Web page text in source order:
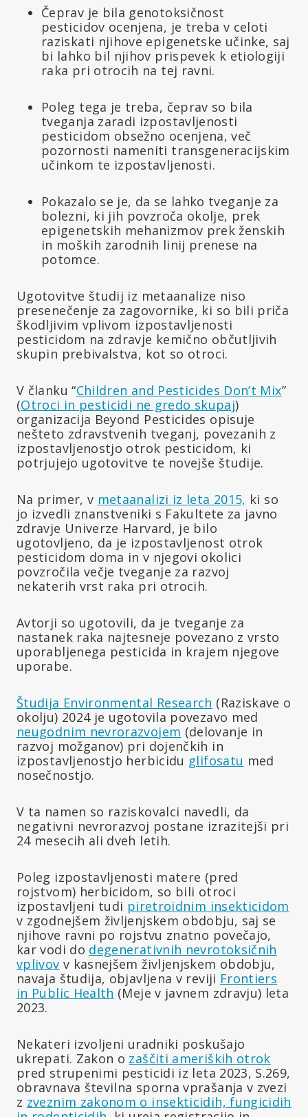
Čeprav je bila genotoksičnost
pesticidov ocenjena, je treba v celoti
raziskati njihove epigenetske učinke, saj
bi lahko bil njihov prispevek k etiologiji
raka pri otrocih na tej ravni.
Poleg tega je treba, čeprav so bila
tveganja zaradi izpostavljenosti
pesticidom obsežno ocenjena, več
pozornosti nameniti transgeneracijskim
učinkom te izpostavljenosti.
Pokazalo se je, da se lahko tveganje za
bolezni, ki jih povzroča okolje, prek
epigenetskih mehanizmov prek ženskih
in moških zarodnih linij prenese na
potomce.
Ugotovitve študij iz metaanalize niso
presenečenje za zagovornike, ki so bili priča
škodljivim vplivom izpostavljenosti
pesticidom na zdravje kemično občutljivih
skupin prebivalstva, kot so otroci.
V članku “Children and Pesticides Don’t Mix”
(Otroci in pesticidi ne gredo skupaj)
organizacija Beyond Pesticides opisuje
nešteto zdravstvenih tveganj, povezanih z
izpostavljenostjo otrok pesticidom, ki
potrjujejo ugotovitve te novejše študije.
Na primer, v metaanalizi iz leta 2015, ki so
jo izvedli znanstveniki s Fakultete za javno
zdravje Univerze Harvard, je bilo
ugotovljeno, da je izpostavljenost otrok
pesticidom doma in v njegovi okolici
povzročila večje tveganje za razvoj
nekaterih vrst raka pri otrocih.
Avtorji so ugotovili, da je tveganje za
nastanek raka najtesneje povezano z vrsto
uporabljenega pesticida in krajem njegove
uporabe.
Študija Environmental Research (Raziskave o
okolju) 2024 je ugotovila povezavo med
neugodnim nevrorazvojem (delovanje in
razvoj možganov) pri dojenčkih in
izpostavljenostjo herbicidu glifosatu med
nosečnostjo.
V ta namen so raziskovalci navedli, da
negativni nevrorazvoj postane izrazitejši pri
24 mesecih ali dveh letih.
Poleg izpostavljenosti matere (pred
rojstvom) herbicidom, so bili otroci
izpostavljeni tudi piretroidnim insekticidom
v zgodnejšem življenjskem obdobju, saj se
njihove ravni po rojstvu znatno povečajo,
kar vodi do degenerativnih nevrotoksičnih
vplivov v kasnejšem življenjskem obdobju,
navaja študija, objavljena v reviji Frontiers
in Public Health (Meje v javnem zdravju) leta
2023.
Nekateri izvoljeni uradniki poskušajo
ukrepati. Zakon o zaščiti ameriških otrok
pred strupenimi pesticidi iz leta 2023, S.269,
obravnava številna sporna vprašanja v zvezi
z zveznim zakonom o insekticidih, fungicidih